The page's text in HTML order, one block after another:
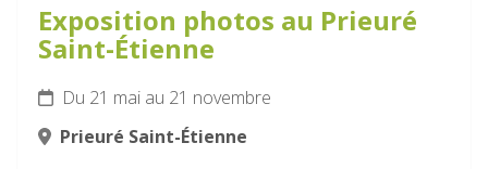
Exposition photos au Prieuré
Saint-Étienne
Du 21 mai au 21 novembre
Prieuré Saint-Étienne